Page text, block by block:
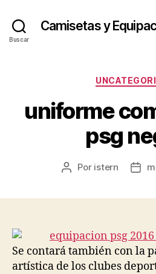
Buscar
Camisetas y
uniforme
psg
Autor
Por istern
Se contará también con la
artística de los clubes